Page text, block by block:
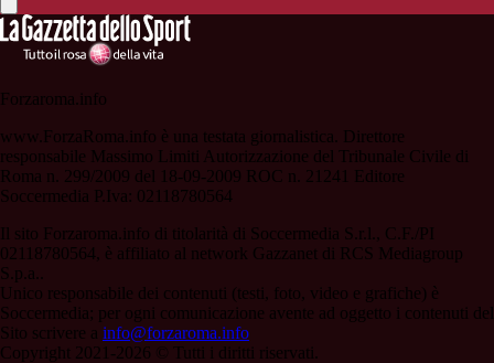
Forzaroma.info
www.ForzaRoma.info è una testata giornalistica. Direttore
responsabile Massimo Limiti Autorizzazione del Tribunale Civile di
Roma n. 299/2009 del 18-09-2009 ROC n. 21241 Editore
Soccermedia P.Iva: 02118780564
Il sito Forzaroma.info di titolarità di Soccermedia S.r.l., C.F./PI
02118780564, è affiliato al network Gazzanet di RCS Mediagroup
S.p.a..
Unico responsabile dei contenuti (testi, foto, video e grafiche) è
Soccermedia; per ogni comunicazione avente ad oggetto i contenuti del
Sito scrivere a info@forzaroma.info
Copyright 2021-2026 © Tutti i diritti riservati.